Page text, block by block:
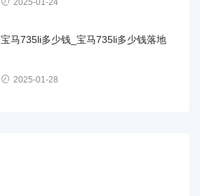
宝马735li多少钱_宝马735li多少钱落地
2025-01-28